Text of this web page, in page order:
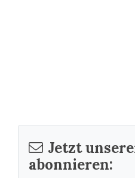
Jetzt
abonnieren: